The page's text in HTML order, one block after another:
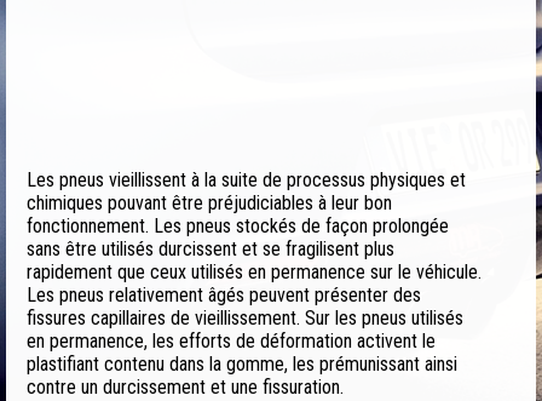
Les pneus vieillissent à la suite de processus physiques et
chimiques pouvant être préjudiciables à leur bon
fonctionnement. Les pneus stockés de façon prolongée
sans être utilisés durcissent et se fragilisent plus
rapidement que ceux utilisés en permanence sur le véhicule.
Les pneus relativement âgés peuvent présenter des
fissures capillaires de vieillissement. Sur les pneus utilisés
en permanence, les efforts de déformation activent le
plastifiant contenu dans la gomme, les prémunissant ainsi
contre un durcissement et une fissuration.